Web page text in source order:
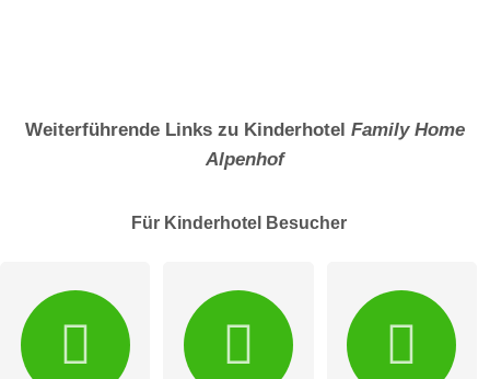
Weiterführende Links zu Kinderhotel Family Home
Alpenhof
Für Kinderhotel Besucher